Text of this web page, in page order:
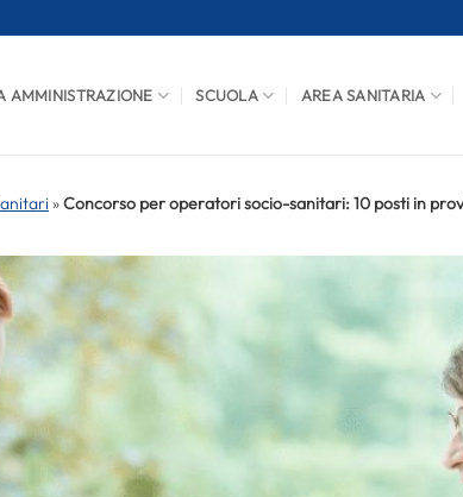
AMMINISTRAZIONE SCUOLA AREA SANITARIA
»Concorso per operatori socio-sanitari: 10 posti in